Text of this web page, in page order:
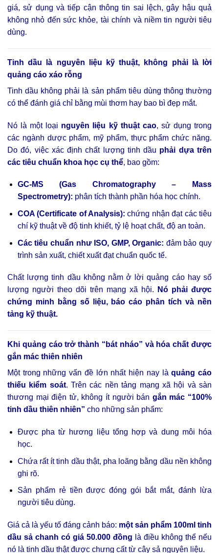
giá, sử dụng và tiếp cận thông tin sai lệch, gây hậu quả
không nhỏ đến sức khỏe, tài chính và niềm tin người tiêu
dùng.
Tinh dầu là nguyên liệu kỹ thuật, không phải là lời
quảng cáo xáo rỗng
Tinh dầu không phải là sản phẩm tiêu dùng thông thường
có thể đánh giá chỉ bằng mùi thơm hay bao bì đẹp mắt.
Nó là một loại nguyên liệu kỹ thuật cao, sử dụng trong
các ngành dược phẩm, mỹ phẩm, thực phẩm chức năng.
Do đó, việc xác định chất lượng tinh dầu phải dựa trên
các tiêu chuẩn khoa học cụ thể, bao gồm:
GC-MS (Gas Chromatography – Mass
Spectrometry): phân tích thành phần hóa học chính.
COA (Certificate of Analysis): chứng nhận đạt các tiêu
chí kỹ thuật về độ tinh khiết, tỷ lệ hoạt chất, độ an toàn.
Các tiêu chuẩn như ISO, GMP, Organic: đảm bảo quy
trình sản xuất, chiết xuất đạt chuẩn quốc tế.
Chất lượng tinh dầu không nằm ở lời quảng cáo hay số
lượng người theo dõi trên mạng xã hội.
Nó phải được
chứng minh bằng số liệu, báo cáo phân tích và nền
tảng kỹ thuật.
Khi quảng cáo trở thành “bát nháo” và hóa chất được
gắn mác thiên nhiên
Một trong những vấn đề lớn nhất hiện nay làquảng cáo
thiếu kiểm soát. Trên các nền tảng mạng xã hội và sàn
thương mại điện tử, không ít người bán gắn mác “100%
tinh dầu thiên nhiên” cho những sản phẩm:
Được pha từ hương liệu tổng hợp và dung môi hóa
học.
Chứa rất ít tinh dầu thật, pha loãng bằng dầu nền không
ghi rõ.
Sản phẩm rẻ tiền được đóng gói bắt mắt, đánh lừa
người tiêu dùng.
Giá cả là yếu tố đáng cảnh báo: một sản phẩm 100ml tinh
dầu sả chanh có giá 50.000 đồng là điều không thể nếu
nó là tinh dầu thật được chưng cất từ cây sả nguyên liệu.